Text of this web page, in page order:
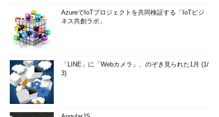
AzureでIoTプロジェクトを共同検証する「IoTビジ
ネス共創ラボ」
「LINE」に「Webカメラ」、のぞき見られた1月 (1/
3)